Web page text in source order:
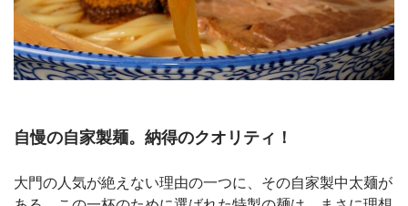
自慢の自家製麺。納得のクオリティ！
大門の人気が絶えない理由の一つに、その自家製中太麺が